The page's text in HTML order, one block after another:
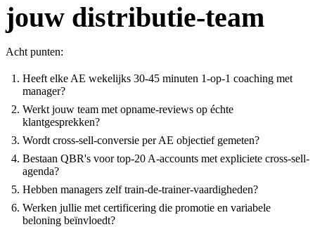
jouw distributie-team
Acht punten:
Heeft elke AE wekelijks 30-45 minuten 1-op-1 coaching met
manager?
Werkt jouw team met opname-reviews op échte
klantgesprekken?
Wordt cross-sell-conversie per AE objectief gemeten?
Bestaan QBR's voor top-20 A-accounts met expliciete cross-sell-
agenda?
Hebben managers zelf train-de-trainer-vaardigheden?
Werken jullie met certificering die promotie en variabele
beloning beïnvloedt?